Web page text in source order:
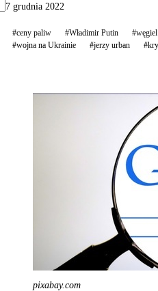
7 grudnia 2022
#ceny paliw #Władimir Putin #węgiel
#wojna na Ukrainie
#jerzy urban
pixabay.com